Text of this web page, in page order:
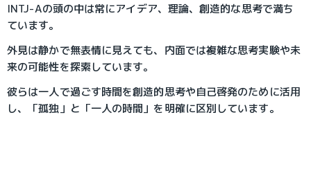
INTJ-Aの頭の中は常にアイデア、理論、創造的な思考で満ち
ています。
外見は静かで無表情に見えても、内面では複雑な思考実験や未
来の可能性を探索しています。
彼らは一人で過ごす時間を創造的思考や自己啓発のために活用
し、「孤独」と「一人の時間」を明確に区別しています。